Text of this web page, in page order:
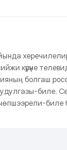
күрүне
болгаш
биле.
биле